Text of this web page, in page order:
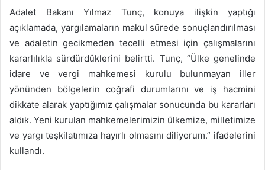
Adalet Bakanı Yılmaz Tunç, konuya ilişkin yaptığı
açıklamada, yargılamaların makul sürede sonuçlandırılması
ve adaletin gecikmeden tecelli etmesi için çalışmalarını
kararlılıkla sürdürdüklerini belirtti. Tunç, “Ülke genelinde
idare ve vergi mahkemesi kurulu bulunmayan iller
yönünden bölgelerin coğrafi durumlarını ve iş hacmini
dikkate alarak yaptığımız çalışmalar sonucunda bu kararları
aldık. Yeni kurulan mahkemelerimizin ülkemize, milletimize
ve yargı teşkilatımıza hayırlı olmasını diliyorum.” ifadelerini
kullandı.